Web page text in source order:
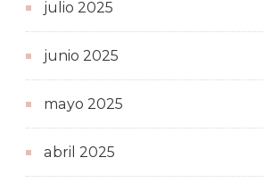
julio 2025
junio 2025
mayo 2025
abril 2025